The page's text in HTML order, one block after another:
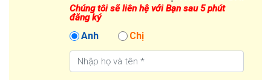
Chúng tôi sẽ liên hệ với Bạn sau 5 phút
đăng ký
Anh Chị